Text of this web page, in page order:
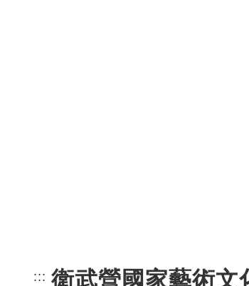
::: 頁尾網站資訊。
衛武營國家藝術文